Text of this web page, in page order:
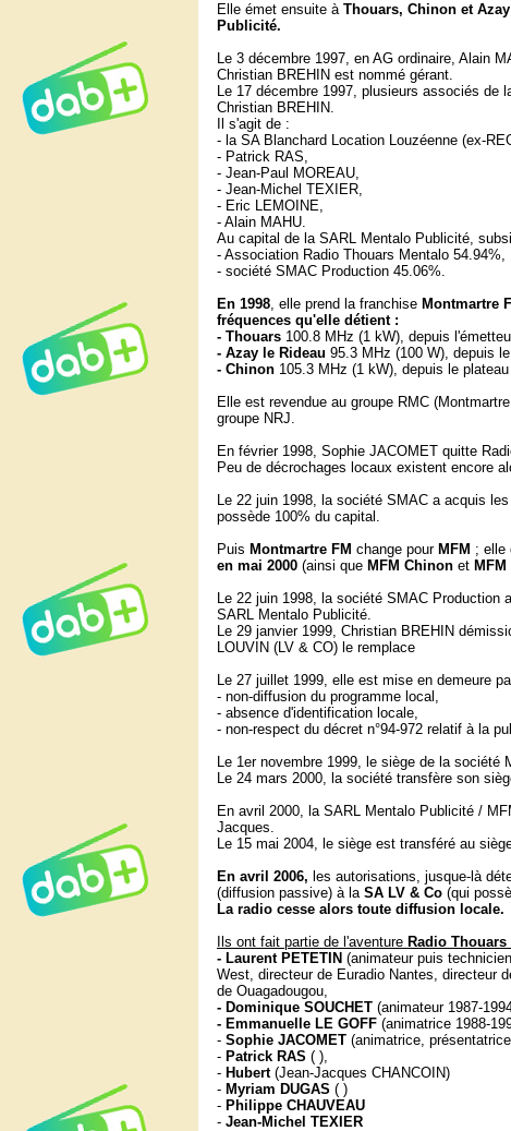
Elle émet ensuite à Thouars, Chinon et
Publicité.
Le 3 décembre 1997, en AG ordinaire, Alain
Christian BREHIN est nommé gérant.
Le 17 décembre 1997, plusieurs associés de
Christian BREHIN.
Il s'agit de :
- la SA Blanchard Location Louzéenne (ex-
- Patrick RAS,
- Jean-Paul MOREAU,
- Jean-Michel TEXIER,
- Eric LEMOINE,
- Alain MAHU.
Au capital de la SARL Mentalo Publicité,
- Association Radio Thouars Mentalo 54.94%,
- société SMAC Production 45.06%.
En 1998, elle prend la franchise Montmartre
fréquences qu'elle détient :
- Thouars 100.8 MHz (1 kW), depuis
- Azay le Rideau 95.3 MHz (100 W), depuis
- Chinon 105.3 MHz (1 kW), depuis le
Elle est revendue au groupe RMC
groupe NRJ.
En février 1998, Sophie JACOMET quitte
Peu de décrochages locaux existent encore
Le 22 juin 1998, la société SMAC a acquis
possède 100% du capital.
Puis Montmartre FM change pour MFM ; elle
en mai 2000 (ainsi que MFM Chinon et
Le 22 juin 1998, la société SMAC Production
SARL Mentalo Publicité.
Le 29 janvier 1999, Christian BREHIN
LOUVIN (LV & CO) le remplace
Le 27 juillet 1999, elle est mise en demeure
- non-diffusion du programme local,
- absence d'identification locale,
- non-respect du décret n°94-972 relatif à la
Le 1er novembre 1999, le siège de la société
Le 24 mars 2000, la société transfère son
En avril 2000, la SARL Mentalo Publicité /
Jacques.
Le 15 mai 2004, le siège est transféré au
En avril 2006, les autorisations, jusque-là
(diffusion passive) à la SA LV & Co (qui
La radio cesse alors toute diffusion locale.
Ils ont fait partie de l'aventure Radio Thouars
- Laurent PETETIN (animateur puis
West, directeur de Euradio Nantes, directeur
de Ouagadougou,
- Dominique SOUCHET (animateur 1987-
- Emmanuelle LE GOFF (animatrice 1988-
- Sophie JACOMET (animatrice,
- Patrick RAS ( ),
- Hubert(Jean-Jacques CHANCOIN)
- Myriam DUGAS ( )
- Philippe CHAUVEAU
- Jean-Michel TEXIER